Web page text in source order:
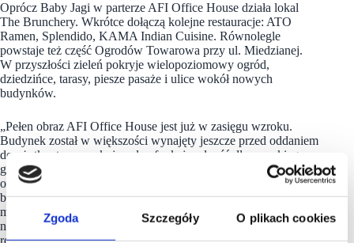
Zgoda Szczegóły O plikach cookies
Oprócz Baby Jagi w parterze AFI Office House działa lokal
The Brunchery. Wkrótce dołączą kolejne restauracje: ATO
Ramen, Splendido, KAMA Indian Cuisine. Równolegle
powstaje też część Ogrodów Towarowa przy ul. Miedzianej.
W przyszłości zieleń pokryje wielopoziomowy ogród,
dziedzińce, tarasy, piesze pasaże i ulice wokół nowych
budynków.
„Pełen obraz AFI Office House jest już w zasięgu wzroku.
Budynek został w większości wynajęty jeszcze przed oddaniem
do użytku, teraz zyskuje pełną funkcjonalność dla szerokiego
grona użytkowników, dzięki dopełnieniu parteru zróżnicowaną
ofertą gastronomiczną. To dopiero pierwszy ukończony
budynek – docelowoTowarowa22stanie się lokalnym
miejscem spotkań z pełnym spektrum usług. Koncentrujemy się
na stworzeniu miejsca, w którym chce się przebywać, dlatego